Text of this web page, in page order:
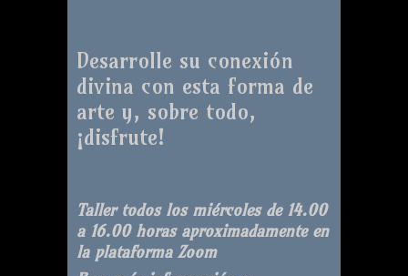
Desarrolle su conexión
divina con esta forma de
arte y, sobre todo,
¡disfrute!
Taller todos los miércoles de 14.00
a 16.00 horas aproximadamente en
la plataforma Zoom